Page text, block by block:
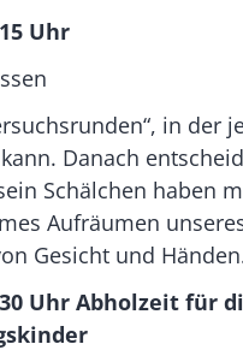
Uhr
in der
Danach
Schälchen haben
Aufräumen
Gesicht und
Uhr Abholzeit für